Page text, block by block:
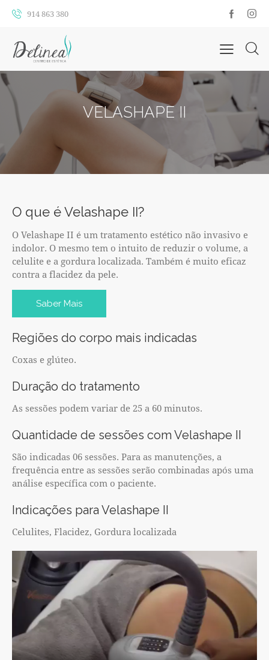
914 863 380
VELASHAPE II
O que é Velashape II?
O Velashape II é um tratamento estético não invasivo e
indolor. O mesmo tem o intuito de reduzir o volume, a
celulite e a gordura localizada. Também é muito eficaz
contra a flacidez da pele.
Saber Mais
Regiões do corpo mais indicadas
Coxas e glúteo.
Duração do tratamento
As sessões podem variar de 25 a 60 minutos.
Quantidade de sessões com Velashape II
São indicadas 06 sessões. Para as manutenções, a
frequência entre as sessões serão combinadas após uma
análise específica com o paciente.
Indicações para Velashape II
Celulites, Flacidez, Gordura localizada